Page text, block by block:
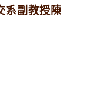
系副教授陳